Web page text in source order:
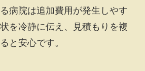
病院は追加費用が発生しやす
を冷静に伝え、見積もりを複
と安心です。